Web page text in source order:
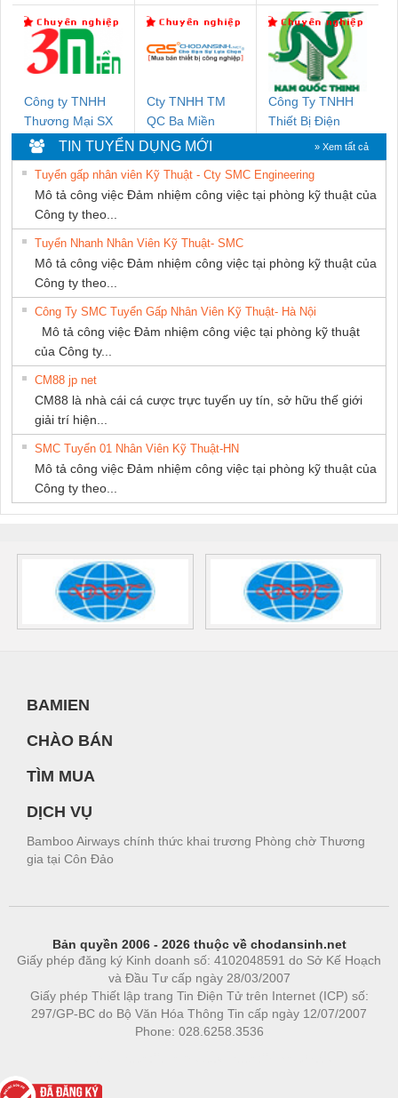
NAM
SETSUBI VIỆT
NAM
HƯNG
Công ty TNHH
Thương Mại SX
Ba Miền
Cty TNHH TM
QC Ba Miền
Công Ty TNHH
Thiết Bị Điện
Nam Quốc Thịnh
TIN TUYỂN DỤNG MỚI » Xem tất cả
Tuyển gấp nhân viên Kỹ Thuật - Cty SMC Engineering
Mô tả công việc Đảm nhiệm công việc tại phòng kỹ thuật của
Công ty theo...
Tuyển Nhanh Nhân Viên Kỹ Thuật- SMC
Mô tả công việc Đảm nhiệm công việc tại phòng kỹ thuật của
Công ty theo...
Công Ty SMC Tuyển Gấp Nhân Viên Kỹ Thuật- Hà Nội
Mô tả công việc Đảm nhiệm công việc tại phòng kỹ thuật
của Công ty...
CM88 jp net
CM88 là nhà cái cá cược trực tuyến uy tín, sở hữu thế giới
giải trí hiện...
SMC Tuyển 01 Nhân Viên Kỹ Thuật-HN
Mô tả công việc Đảm nhiệm công việc tại phòng kỹ thuật của
Công ty theo...
BAMIEN
CHÀO BÁN
TÌM MUA
DỊCH VỤ
Bamboo Airways chính thức khai trương Phòng chờ Thương
gia tại Côn Đảo
Bản quyền 2006 - 2026 thuộc về chodansinh.net
Giấy phép đăng ký Kinh doanh số: 4102048591 do Sở Kế Hoạch
và Đầu Tư cấp ngày 28/03/2007
Giấy phép Thiết lập trang Tin Điện Tử trên Internet (ICP) số:
297/GP-BC do Bộ Văn Hóa Thông Tin cấp ngày 12/07/2007
Phone: 028.6258.3536